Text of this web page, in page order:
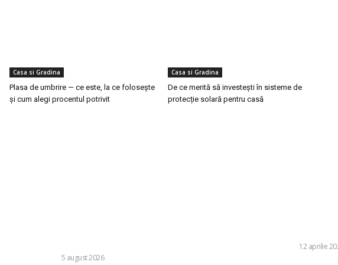
Casa si Gradina
Plasa de umbrire — ce este, la ce folosește
și cum alegi procentul potrivit
Casa si Gradina
De ce merită să investești în sisteme de
protecție solară pentru casă
5 august 2026
12 aprilie